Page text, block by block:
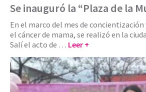
Se inauguró la “Plaza de la
En el marco del mes de
el cáncer de mama, se realizó en la
Salí el acto de … Leer +